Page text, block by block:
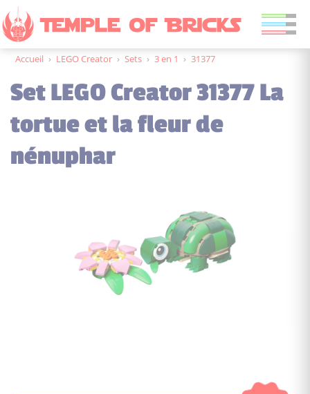
Accueil › LEGO Creator › Sets › 3 en 1 › 31377
Set LEGO Creator 31377 La
tortue et la fleur de
nénuphar